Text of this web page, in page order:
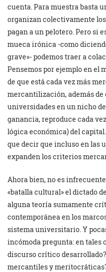
cuenta. Para muestra basta
organizan colectivamente
pagan a un pelotero. Pero si
mueca irónica -como
grave»- podemos traer a
Pensemos por ejemplo en el
de que está cada vez más
mercantilización, además
universidades en un nicho
ganancia, reproduce cada
lógica económica) del
que decir que incluso en las
expanden los criterios
Ahora bien, no es
«batalla cultural» el dictado
alguna teoría sumamente
contemporánea en los
sistema universitario. Y
incómoda pregunta: en tales
discurso crítico
mercantiles y